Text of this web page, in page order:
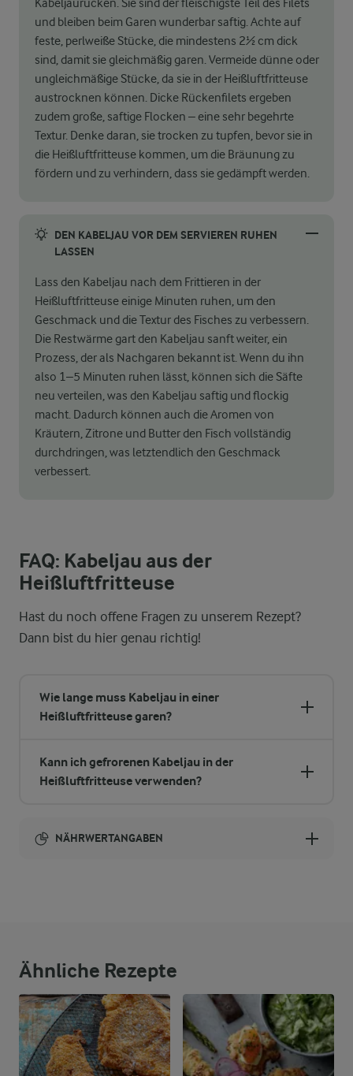
Kabeljaurücken. Sie sind der fleischigste Teil des Filets
und bleiben beim Garen wunderbar saftig. Achte auf
feste, perlweiße Stücke, die mindestens 2½ cm dick
sind, damit sie gleichmäßig garen. Vermeide dünne oder
ungleichmäßige Stücke, da sie in der Heißluftfritteuse
austrocknen können. Dicke Rückenfilets ergeben
zudem große, saftige Flocken – eine sehr begehrte
Textur. Denke daran, sie trocken zu tupfen, bevor sie in
die Heißluftfritteuse kommen, um die Bräunung zu
fördern und zu verhindern, dass sie gedämpft werden.
DEN KABELJAU VOR DEM SERVIEREN RUHEN
LASSEN
Lass den Kabeljau nach dem Frittieren in der
Heißluftfritteuse einige Minuten ruhen, um den
Geschmack und die Textur des Fisches zu verbessern.
Die Restwärme gart den Kabeljau sanft weiter, ein
Prozess, der als Nachgaren bekannt ist. Wenn du ihn
also 1–5 Minuten ruhen lässt, können sich die Säfte
neu verteilen, was den Kabeljau saftig und flockig
macht. Dadurch können auch die Aromen von
Kräutern, Zitrone und Butter den Fisch vollständig
durchdringen, was letztendlich den Geschmack
verbessert.
FAQ: Kabeljau aus der
Heißluftfritteuse
Hast du noch offene Fragen zu unserem Rezept?
Dann bist du hier genau richtig!
Wie lange muss Kabeljau in einer
Heißluftfritteuse garen?
Kann ich gefrorenen Kabeljau in der
Heißluftfritteuse verwenden?
NÄHRWERTANGABEN
Ballaststoffe
43,5 g
Eiweiß
122,8 g
Fett
71,9 g
Ähnliche Rezepte